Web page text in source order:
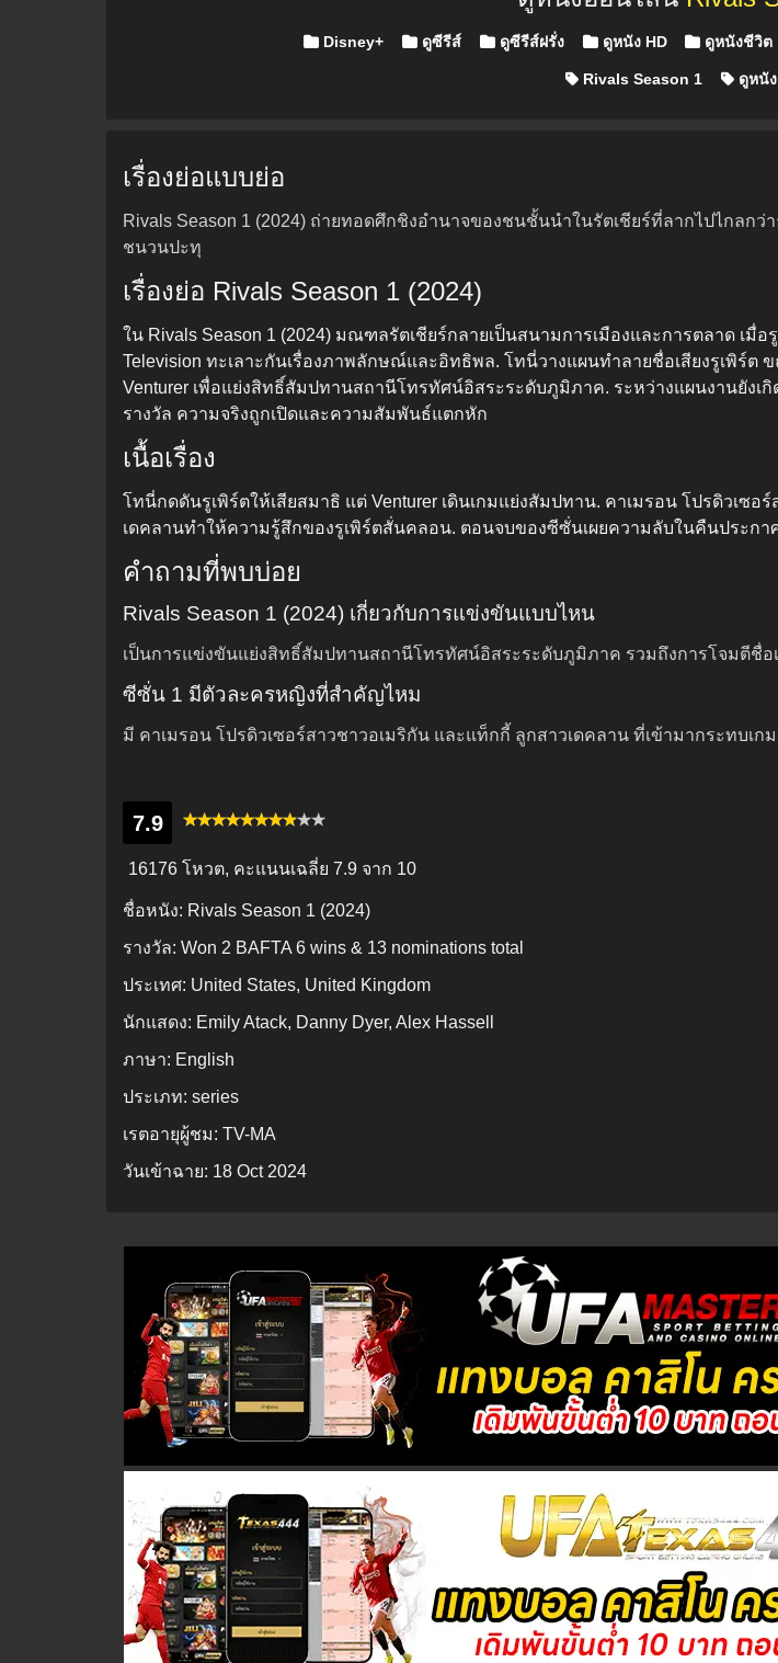
Posted in
Disney+ ดูซีรีส์ ดูซีรีส์ฝรั่ง ดูหนัง HD ดูหนังชีวิต
Rivals Season 1 ดูหนัง
เรื่องย่อแบบย่อ
Rivals Season 1 (2024) ถ่ายทอดศึกชิงอำนาจของชนชั้นนำในรัตเชียร์ที่ลากไปไกล
ชนวนปะทุ
เรื่องย่อ Rivals Season 1 (2024)
ใน Rivals Season 1 (2024) มณฑลรัตเชียร์กลายเป็นสนามการเมืองและการตลาด เ
Television ทะเลาะกันเรื่องภาพลักษณ์และอิทธิพล. โทนี่วางแผนทำลายชื่อเสียงรูเพิร์
Venturer เพื่อแย่งสิทธิ์สัมปทานสถานีโทรทัศน์อิสระระดับภูมิภาค. ระหว่างแผนงานยัง
รางวัล ความจริงถูกเปิดและความสัมพันธ์แตกหัก
เนื้อเรื่อง
โทนี่กดดันรูเพิร์ตให้เสียสมาธิ แต่ Venturer เดินเกมแย่งสัมปทาน. คาเมรอน โปรดิวเซ
เดคลานทำให้ความรู้สึกของรูเพิร์ตสั่นคลอน. ตอนจบของซีซั่นเผยความลับในคืนประก
คำถามที่พบบ่อย
Rivals Season 1 (2024) เกี่ยวกับการแข่งขันแบบไหน
เป็นการแข่งขันแย่งสิทธิ์สัมปทานสถานีโทรทัศน์อิสระระดับภูมิภาค รวมถึงการโจมตีชื่อเ
ซีซั่น 1 มีตัวละครหญิงที่สำคัญไหม
มี คาเมรอน โปรดิวเซอร์สาวชาวอเมริกัน และแท็กกี้ ลูกสาวเดคลาน ที่เข้ามากระทบเ
7.9
16176 โหวต, คะแนนเฉลี่ย 7.9 จาก 10
ชื่อหนัง: Rivals Season 1 (2024)
รางวัล: Won 2 BAFTA 6 wins & 13 nominations total
ประเทศ: United States, United Kingdom
นักแสดง: Emily Atack, Danny Dyer, Alex Hassell
ภาษา: English
ประเภท: series
เรตอายุผู้ชม: TV-MA
วันเข้าฉาย: 18 Oct 2024